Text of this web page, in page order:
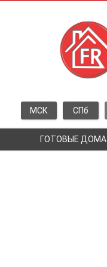
МСК СПб
ГОТОВЫЕ ДОМА